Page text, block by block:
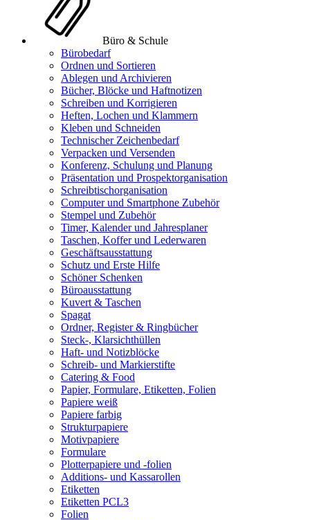
Büro & Schule
Bürobedarf
Ordnen und Sortieren
Ablegen und Archivieren
Bücher, Blöcke und Haftnotizen
Schreiben und Korrigieren
Heften, Lochen und Klammern
Kleben und Schneiden
Technischer Zeichenbedarf
Verpacken und Versenden
Konferenz, Schulung und Planung
Präsentation und Prospektorganisation
Schreibtischorganisation
Computer und Smartphone Zubehör
Stempel und Zubehör
Timer, Kalender und Jahresplaner
Taschen, Koffer und Lederwaren
Geschäftsausstattung
Schutz und Erste Hilfe
Schöner Schenken
Büroausstattung
Kuvert & Taschen
Spagat
Ordner, Register & Ringbücher
Steck-, Klarsichthüllen
Haft- und Notizblöcke
Schreib- und Markierstifte
Catering & Food
Papier, Formulare, Etiketten, Folien
Papiere weiß
Papiere farbig
Strukturpapiere
Motivpapiere
Formulare
Plotterpapiere und -folien
Additions- und Kassarollen
Etiketten
Etiketten PCL3
Folien